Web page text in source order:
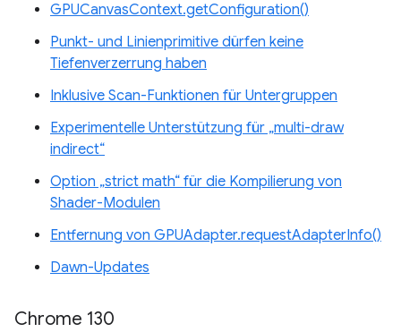
GPUCanvasContext.getConfiguration()
Punkt- und Linienprimitive dürfen keine
Tiefenverzerrung haben
Inklusive Scan-Funktionen für Untergruppen
Experimentelle Unterstützung für „multi-draw
indirect“
Option „strict math“ für die Kompilierung von
Shader-Modulen
Entfernung von GPUAdapter.requestAdapterInfo()
Dawn-Updates
Chrome 130